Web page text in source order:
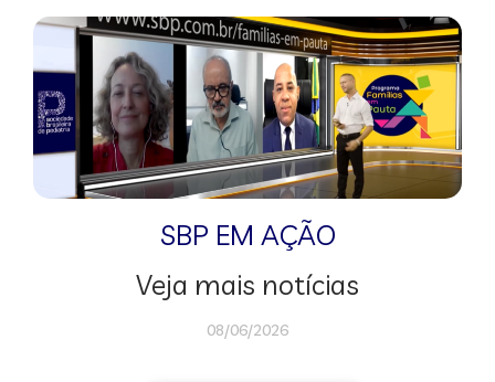
SBP EM AÇÃO
Veja mais notícias
08/06/2026